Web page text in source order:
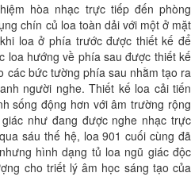
hòa nhạc trực tiếp đến phòng
chín củ loa toàn dải với một ở mặt
loa ở phía trước được thiết kế để
loa hướng về phía sau được thiết kế
các bức tường phía sau nhằm tạo ra
người nghe. Thiết kế loa cải tiến
sống động hơn với âm trường rộng
như đang được nghe nhạc trực
sáu thế hệ, loa 901 cuối cùng đã
hình dạng tủ loa ngũ giác độc
cho triết lý âm học sáng tạo của